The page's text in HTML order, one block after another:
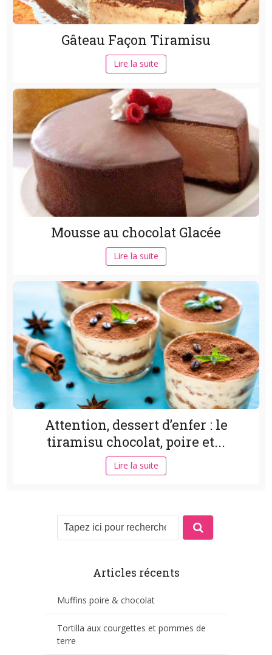
Gâteau Façon Tiramisu
Lire la suite
Mousse au chocolat Glacée
Lire la suite
Attention, dessert d’enfer : le
tiramisu chocolat, poire et...
Lire la suite
Articles récents
Muffins poire & chocolat
Tortilla aux courgettes et pommes de
terre